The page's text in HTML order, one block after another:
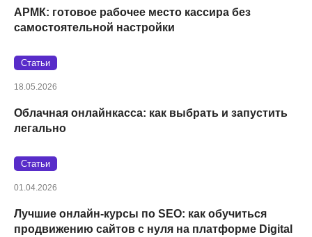
АРМК: готовое рабочее место кассира без
самостоятельной настройки
Статьи
18.05.2026
Облачная онлайнкасса: как выбрать и запустить
легально
Статьи
01.04.2026
Лучшие онлайн-курсы по SEO: как обучиться
продвижению сайтов с нуля на платформе Digital